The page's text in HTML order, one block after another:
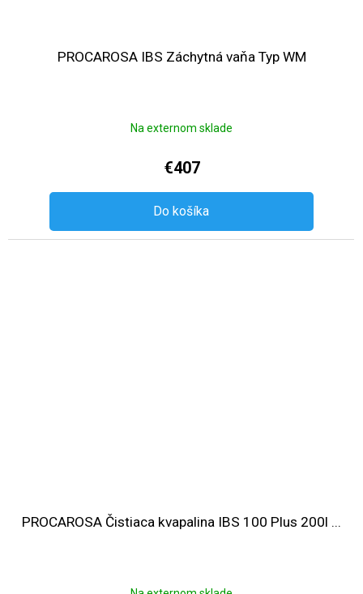
PROCAROSA IBS Záchytná vaňa Typ WM
Na externom sklade
€407
Do košíka
PROCAROSA Čistiaca kvapalina IBS 100 Plus 200l ...